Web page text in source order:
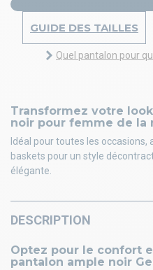
Transformez votre
noir pour femme de la
Idéal pour toutes les
baskets pour un style
élégante.
GUIDE DES TAILLES
Quel pantalon pour
DESCRIPTION
Optez pour le confort
pantalon ample noir